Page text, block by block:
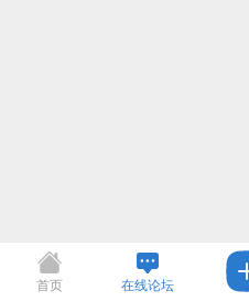
首页 在线论坛